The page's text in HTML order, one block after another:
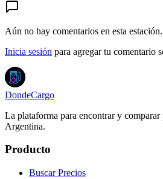
Aún no hay comentarios en esta estación.
Inicia sesión para agregar tu comentario
DondeCargo
La plataforma para encontrar y comparar
Argentina.
Producto
Buscar Precios